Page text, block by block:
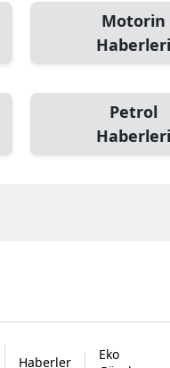
Motorin
Haberleri
Petrol
Haberleri
Haberler
Eko